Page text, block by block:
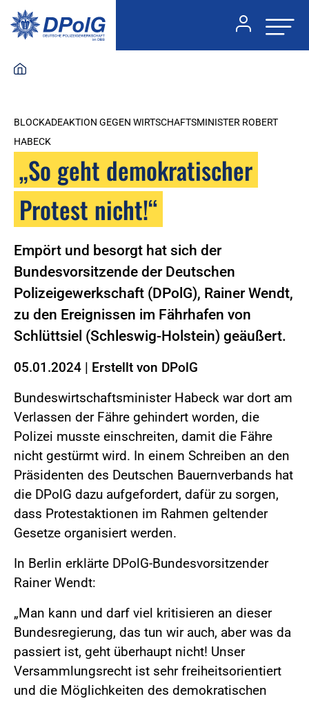
BLOCKADEAKTION GEGEN WIRTSCHAFTSMINISTER ROBERT
HABECK
„So geht demokratischer
Protest nicht!“
Empört und besorgt hat sich der
Bundesvorsitzende der Deutschen
Polizeigewerkschaft (DPolG), Rainer Wendt,
zu den Ereignissen im Fährhafen von
Schlüttsiel (Schleswig-Holstein) geäußert.
05.01.2024 | Erstellt von DPolG
Bundeswirtschaftsminister Habeck war dort am
Verlassen der Fähre gehindert worden, die
Polizei musste einschreiten, damit die Fähre
nicht gestürmt wird. In einem Schreiben an den
Präsidenten des Deutschen Bauernverbands hat
die DPolG dazu aufgefordert, dafür zu sorgen,
dass Protestaktionen im Rahmen geltender
Gesetze organisiert werden.
In Berlin erklärte DPolG-Bundesvorsitzender
Rainer Wendt:
„Man kann und darf viel kritisieren an dieser
Bundesregierung, das tun wir auch, aber was da
passiert ist, geht überhaupt nicht! Unser
Versammlungsrecht ist sehr freiheitsorientiert
und die Möglichkeiten des demokratischen